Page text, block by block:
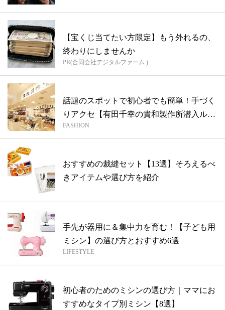
【宝くじ当てたい方限定】もう外れるの、
終わりにしませんか
PR(合同会社デジタルファーム )
話題のスポットで初心者でも簡単！手づく
りアクセ【有田千幸の貴和製作所潜入ル
ポ】
FASHION
おすすめの裁縫セット【13選】そろえるべ
きアイテムや選び方を紹介
手先が器用に＆集中力を育む！【子ども用
ミシン】の選び方とおすすめ6選
LIFESTYLE
初心者のためのミシンの選び方｜ママにお
すすめなタイプ別ミシン【8選】